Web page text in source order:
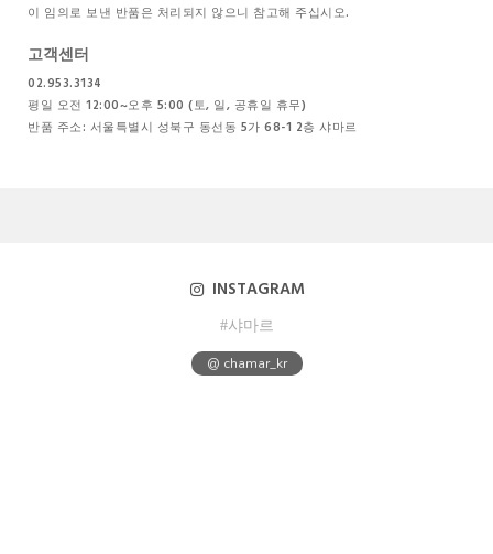
이 임의로 보낸 반품은 처리되지 않으니 참고해 주십시오.
고객센터
02.953.3134
평일 오전 12:00~오후 5:00 (토, 일, 공휴일 휴무)
반품 주소: 서울특별시 성북구 동선동 5가 68-1 2층 샤마르
INSTAGRAM
#샤마르
@ chamar_kr